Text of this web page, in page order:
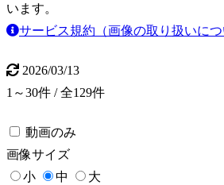
います。
サービス規約（画像の取り扱いに
2026/03/13
1～30件 / 全129件
動画のみ
画像サイズ
小
中 大